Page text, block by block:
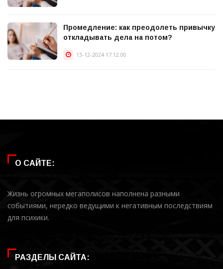
Промедление: как преодолеть привычку
откладывать дела на потом?
13-12-2024 17:12:00
О САЙТЕ:
Жизнь огромных мегаполисов наполнена разными
событиями, нередко ведущими к негативным последствиям
для психики.
РАЗДЕЛЫ САЙТА: